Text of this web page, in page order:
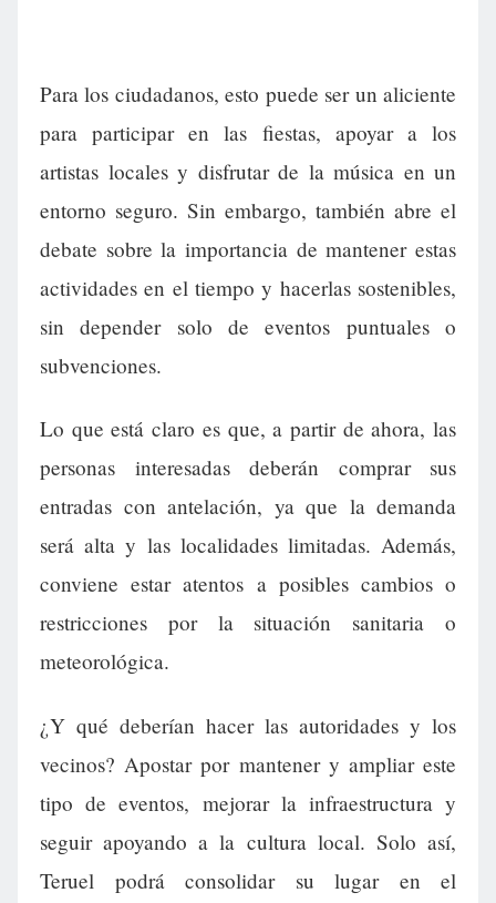
Para los ciudadanos, esto puede ser un aliciente
para participar en las fiestas, apoyar a los
artistas locales y disfrutar de la música en un
entorno seguro. Sin embargo, también abre el
debate sobre la importancia de mantener estas
actividades en el tiempo y hacerlas sostenibles,
sin depender solo de eventos puntuales o
subvenciones.
Lo que está claro es que, a partir de ahora, las
personas interesadas deberán comprar sus
entradas con antelación, ya que la demanda
será alta y las localidades limitadas. Además,
conviene estar atentos a posibles cambios o
restricciones por la situación sanitaria o
meteorológica.
¿Y qué deberían hacer las autoridades y los
vecinos? Apostar por mantener y ampliar este
tipo de eventos, mejorar la infraestructura y
seguir apoyando a la cultura local. Solo así,
Teruel podrá consolidar su lugar en el